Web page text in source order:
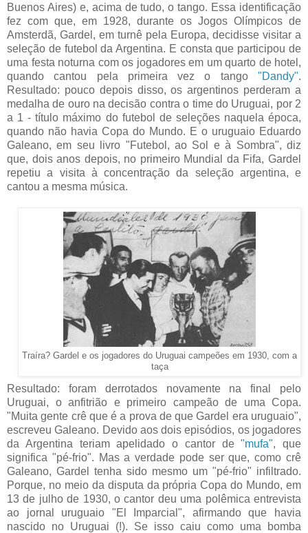
Buenos Aires) e, acima de tudo, o tango. Essa identificação
fez com que, em 1928, durante os Jogos Olímpicos de
Amsterdã, Gardel, em turnê pela Europa, decidisse visitar a
seleção de futebol da Argentina. E consta que participou de
uma festa noturna com os jogadores em um quarto de hotel,
quando cantou pela primeira vez o tango "Dandy".
Resultado: pouco depois disso, os argentinos perderam a
medalha de ouro na decisão contra o time do Uruguai, por 2
a 1 - título máximo do futebol de seleções naquela época,
quando não havia Copa do Mundo. E o uruguaio Eduardo
Galeano, em seu livro "Futebol, ao Sol e à Sombra", diz
que, dois anos depois, no primeiro Mundial da Fifa, Gardel
repetiu a visita à concentração da seleção argentina, e
cantou a mesma música.
Traíra? Gardel e os jogadores do Uruguai campeões em 1930, com a
taça
Resultado: foram derrotados novamente na final pelo
Uruguai, o anfitrião e primeiro campeão de uma Copa.
"Muita gente crê que é a prova de que Gardel era uruguaio",
escreveu Galeano. Devido aos dois episódios, os jogadores
da Argentina teriam apelidado o cantor de"mufa", que
significa "pé-frio". Mas a verdade pode ser que, como crê
Galeano, Gardel tenha sido mesmo um "pé-frio" infiltrado.
Porque, no meio da disputa da própria Copa do Mundo, em
13 de julho de 1930, o cantor deu uma polêmica entrevista
ao jornal uruguaio "El Imparcial", afirmando que havia
nascido no Uruguai (!). Se isso caiu como uma bomba